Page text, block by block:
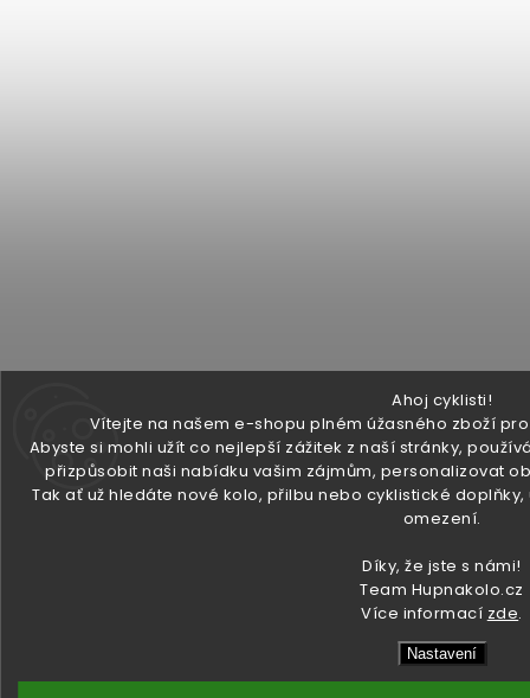
Ahoj cyklisti!
Vítejte na našem e-shopu plném úžasného zboží
Abyste si mohli užít co nejlepší zážitek z naší stránky,
přizpůsobit naši nabídku vašim zájmům, personalizovat
Tak ať už hledáte nové kolo, přilbu nebo cyklistické
omezení.
Díky, že jste s námi!
Team Hupnakolo.cz
Více informací zde.
Nastavení